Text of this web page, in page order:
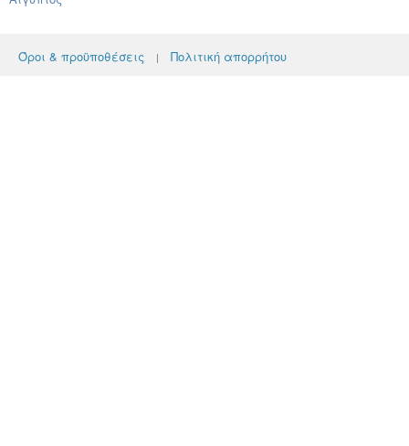
Όροι & προϋποθέσεις | Πολιτική απορρήτου